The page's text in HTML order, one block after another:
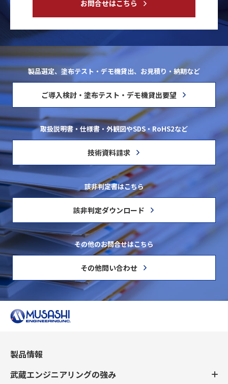
お問合せはこちら
製品選定、塗布テスト・デモ機貸出、お見積り・納期など
ご導入検討・塗布テスト・デモ機貸出要望
取扱説明書・仕様書・外観図やSDS・RoHS2など
技術資料請求
該非判定書はこちら
該非判定ダウンロード
その他のお問合せはこちら
その他問い合わせ
製品情報
武蔵エンジニアリングの強み